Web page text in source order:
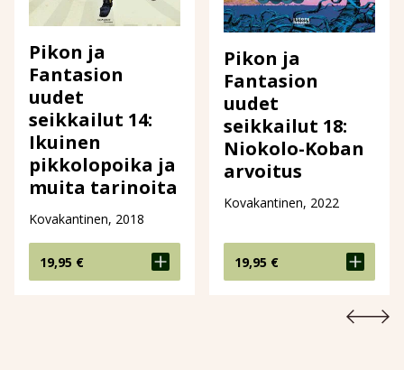
Pikon ja
Fantasion
uudet
seikkailut 14:
Ikuinen
pikkolopoika ja
muita tarinoita
Kovakantinen, 2018
19,95 €
Pikon ja
Fantasion
uudet
seikkailut 18:
Niokolo-Koban
arvoitus
Kovakantinen, 2022
19,95 €